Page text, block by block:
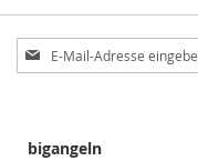
Anmeldung
zum
bigangeln